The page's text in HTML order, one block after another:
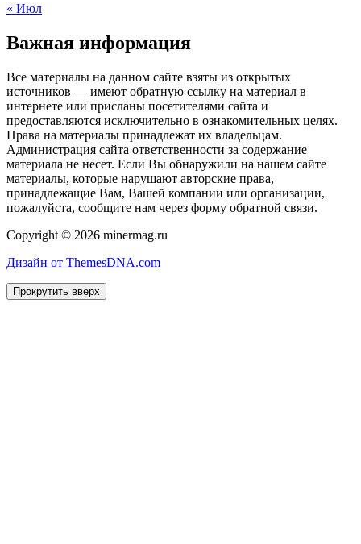
« Июл
Важная информация
Все материалы на данном сайте взяты из открытых
источников — имеют обратную ссылку на материал в
интернете или присланы посетителями сайта и
предоставляются исключительно в ознакомительных целях.
Права на материалы принадлежат их владельцам.
Администрация сайта ответственности за содержание
материала не несет. Если Вы обнаружили на нашем сайте
материалы, которые нарушают авторские права,
принадлежащие Вам, Вашей компании или организации,
пожалуйста, сообщите нам через форму обратной связи.
Copyright © 2026 minermag.ru
Дизайн от ThemesDNA.com
Прокрутить вверх